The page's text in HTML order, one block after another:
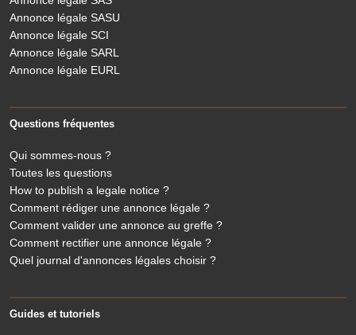
Annonce légale SASU
Annonce légale SCI
Annonce légale SARL
Annonce légale EURL
Questions fréquentes
Qui sommes-nous ?
Toutes les questions
How to publish a legale notice ?
Comment rédiger une annonce légale ?
Comment valider une annonce au greffe ?
Comment rectifier une annonce légale ?
Quel journal d'annonces légales choisir ?
Guides et tutoriels